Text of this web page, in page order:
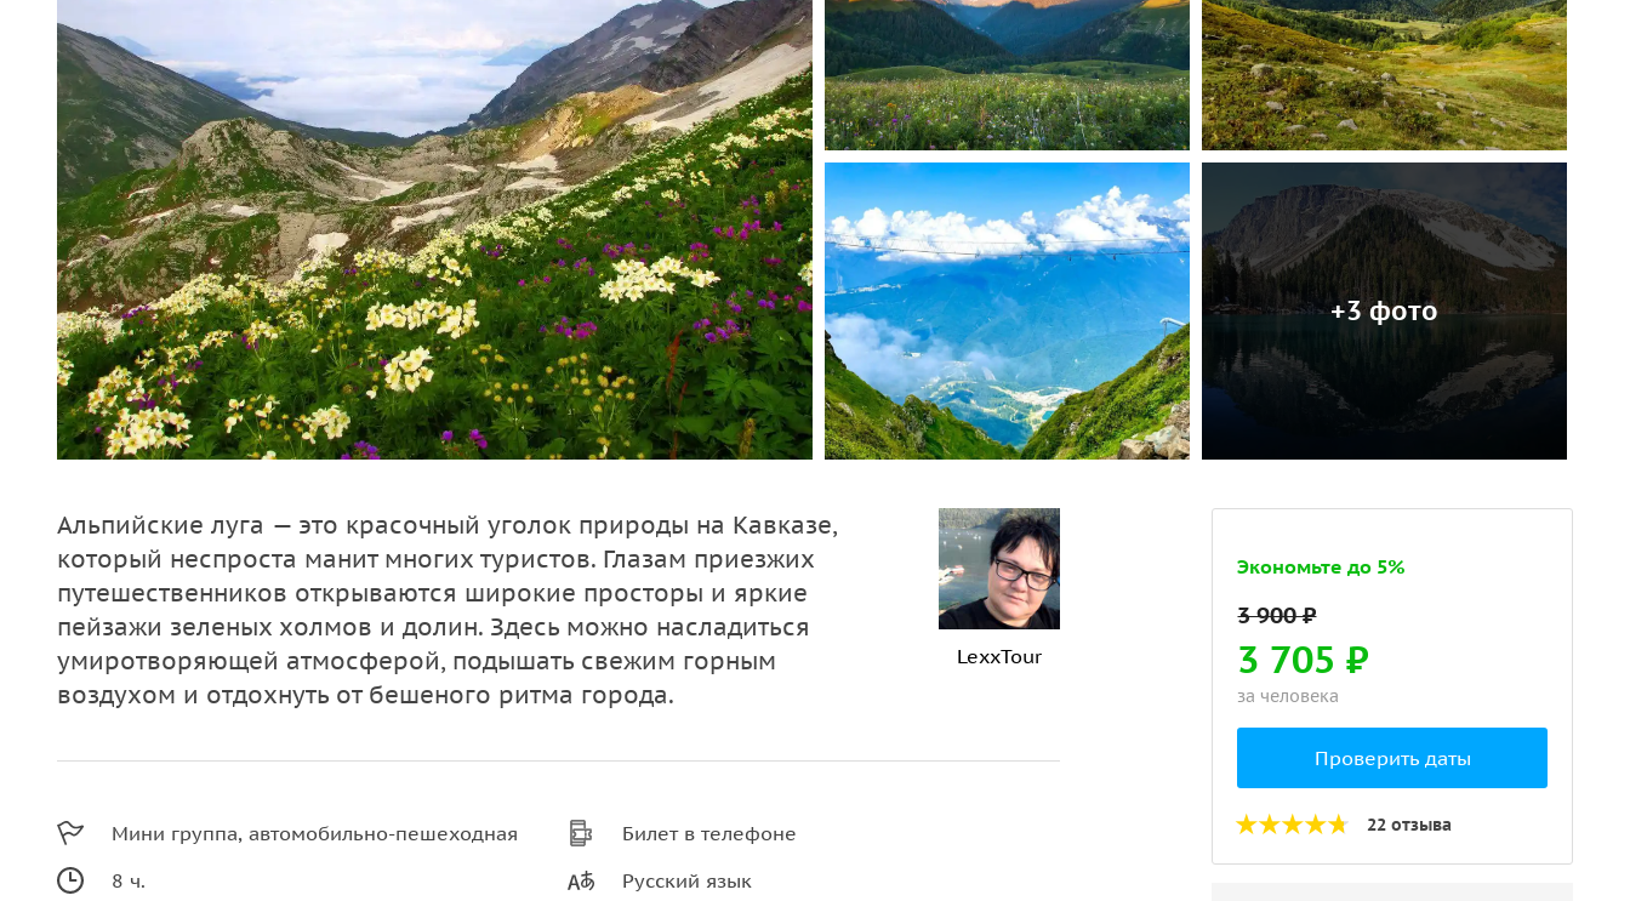
+3 фото
Альпийские луга — это красочный уголок природы на Кавказе,
который неспроста манит многих туристов. Глазам приезжих
путешественников открываются широкие просторы и яркие
пейзажи зеленых холмов и долин. Здесь можно насладиться
умиротворяющей атмосферой, подышать свежим горным
воздухом и отдохнуть от бешеного ритма города.
LexxTour
Мини группа, автомобильно-пешеходная
8 ч.
Билет в телефоне
Русский язык
Экономьте до 5%
3 705 ₽
за человека
Проверить даты
22 отзыва